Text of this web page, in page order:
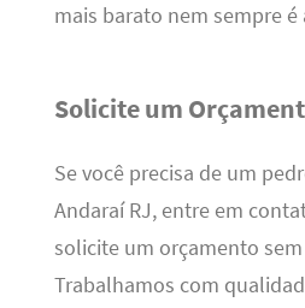
mais barato nem sempre
Solicite um
Se você precisa de um
Andaraí RJ, entre em
solicite um orçamento
Trabalhamos com